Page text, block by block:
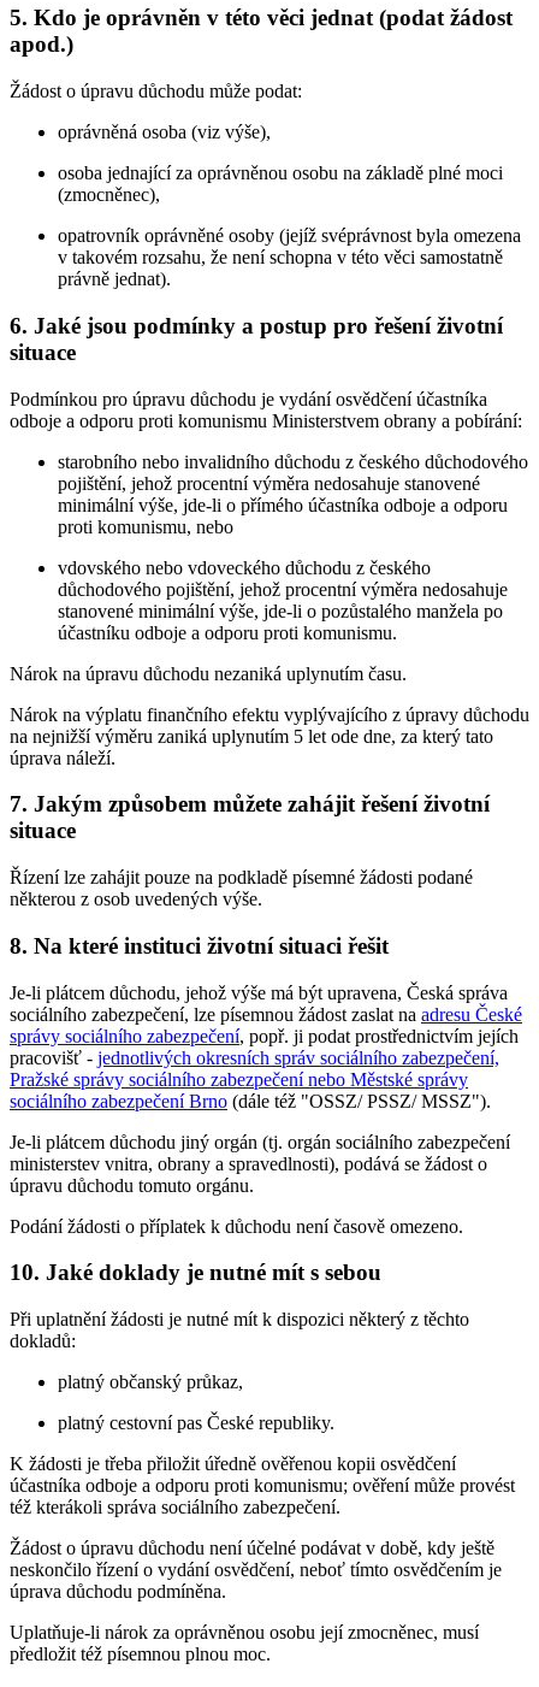
5. Kdo je oprávněn v této věci jednat (podat žádost
apod.)
Žádost o úpravu důchodu může podat:
oprávněná osoba (viz výše),
osoba jednající za oprávněnou osobu na základě plné moci
(zmocněnec),
opatrovník oprávněné osoby (jejíž svéprávnost byla omezena
v takovém rozsahu, že není schopna v této věci samostatně
právně jednat).
6. Jaké jsou podmínky a postup pro řešení životní
situace
Podmínkou pro úpravu důchodu je vydání osvědčení účastníka
odboje a odporu proti komunismu Ministerstvem obrany a pobírání:
starobního nebo invalidního důchodu z českého důchodového
pojištění, jehož procentní výměra nedosahuje stanovené
minimální výše, jde-li o přímého účastníka odboje a odporu
proti komunismu, nebo
vdovského nebo vdoveckého důchodu z českého
důchodového pojištění, jehož procentní výměra nedosahuje
stanovené minimální výše, jde-li o pozůstalého manžela po
účastníku odboje a odporu proti komunismu.
Nárok na úpravu důchodu nezaniká uplynutím času.
Nárok na výplatu finančního efektu vyplývajícího z úpravy důchodu
na nejnižší výměru zaniká uplynutím 5 let ode dne, za který tato
úprava náleží.
7. Jakým způsobem můžete zahájit řešení životní
situace
Řízení lze zahájit pouze na podkladě písemné žádosti podané
některou z osob uvedených výše.
8. Na které instituci životní situaci řešit
Je-li plátcem důchodu, jehož výše má být upravena, Česká správa
sociálního zabezpečení, lze písemnou žádost zaslat na adresu České
správy sociálního zabezpečení, popř. ji podat prostřednictvím jejích
pracovišť - jednotlivých okresních správ sociálního zabezpečení,
Pražské správy sociálního zabezpečení nebo Městské správy
sociálního zabezpečení Brno (dále též "OSSZ/ PSSZ/ MSSZ").
Je-li plátcem důchodu jiný orgán (tj. orgán sociálního zabezpečení
ministerstev vnitra, obrany a spravedlnosti), podává se žádost o
úpravu důchodu tomuto orgánu.
Podání žádosti o příplatek k důchodu není časově omezeno.
10. Jaké doklady je nutné mít s sebou
Při uplatnění žádosti je nutné mít k dispozici některý z těchto
dokladů:
platný občanský průkaz,
platný cestovní pas České republiky.
K žádosti je třeba přiložit úředně ověřenou kopii osvědčení
účastníka odboje a odporu proti komunismu; ověření může provést
též kterákoli správa sociálního zabezpečení.
Žádost o úpravu důchodu není účelné podávat v době, kdy ještě
neskončilo řízení o vydání osvědčení, neboť tímto osvědčením je
úprava důchodu podmíněna.
Uplatňuje-li nárok za oprávněnou osobu její zmocněnec, musí
předložit též písemnou plnou moc.